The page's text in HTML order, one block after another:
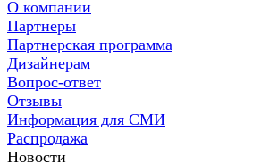
О компании
Партнеры
Партнерская программа
Дизайнерам
Вопрос-ответ
Отзывы
Информация для СМИ
Распродажа
Новости